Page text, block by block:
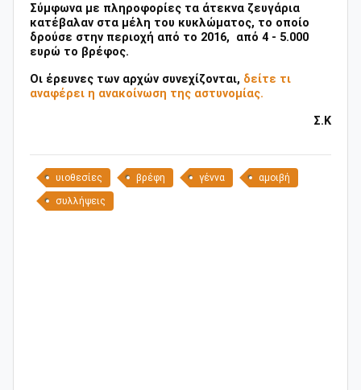
Σύμφωνα με πληροφορίες τα άτεκνα ζευγάρια
κατέβαλαν στα μέλη του κυκλώματος, το οποίο
δρούσε στην περιοχή από το 2016, από 4 - 5.000
ευρώ το βρέφος.
Οι έρευνες των αρχών συνεχίζονται, δείτε τι
αναφέρει η ανακοίνωση της αστυνομίας.
Σ.Κ
υιοθεσίες βρέφη γέννα αμοιβή
συλλήψεις